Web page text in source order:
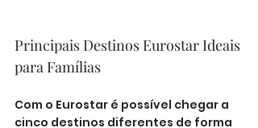
Principais Destinos Eurostar Ideais
para Famílias
Com o Eurostar é possível chegar a
cinco destinos diferentes de forma